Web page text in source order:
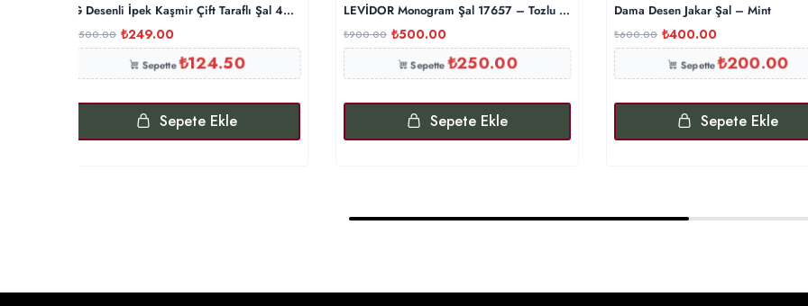
G Desenli İpek Kaşmir Çift Taraflı Şal 440344- Gümüş Gri
500.00 ₺249.00
Sepette₺124.50
Sepete Ekle
LEVİDOR Monogram Şal 17657 – Tozlu Eflatun
₺900.00 ₺500.00
Sepette₺250.00
Sepete Ekle
Dama Desen Jakar Şal – Mint
₺600.00 ₺400.00
Sepette₺200.00
Sepete Ekle